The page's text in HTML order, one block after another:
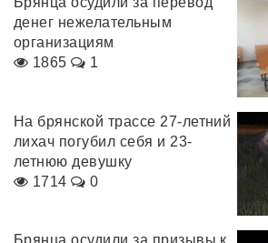
денег нежелательным
организациям
1865
1
На брянской трассе 27-летний
лихач погубил себя и 23-
летнюю девушку
1714
0